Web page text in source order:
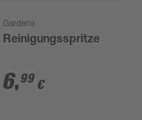
Gardena
Reinigungsspritze
6,99 €